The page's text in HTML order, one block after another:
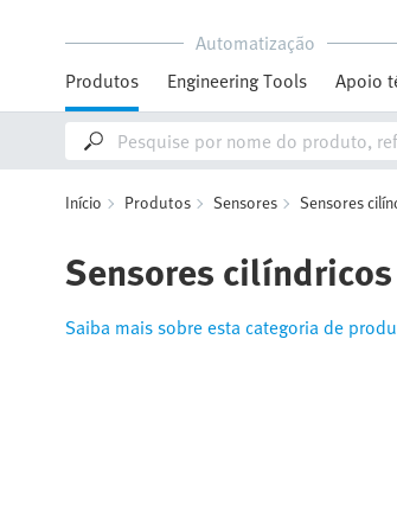
Automatização
Produtos
Engineering Tools Apoio
Início Produtos Sensores Sensores
Sensores
Saiba mais sobre esta categoria de